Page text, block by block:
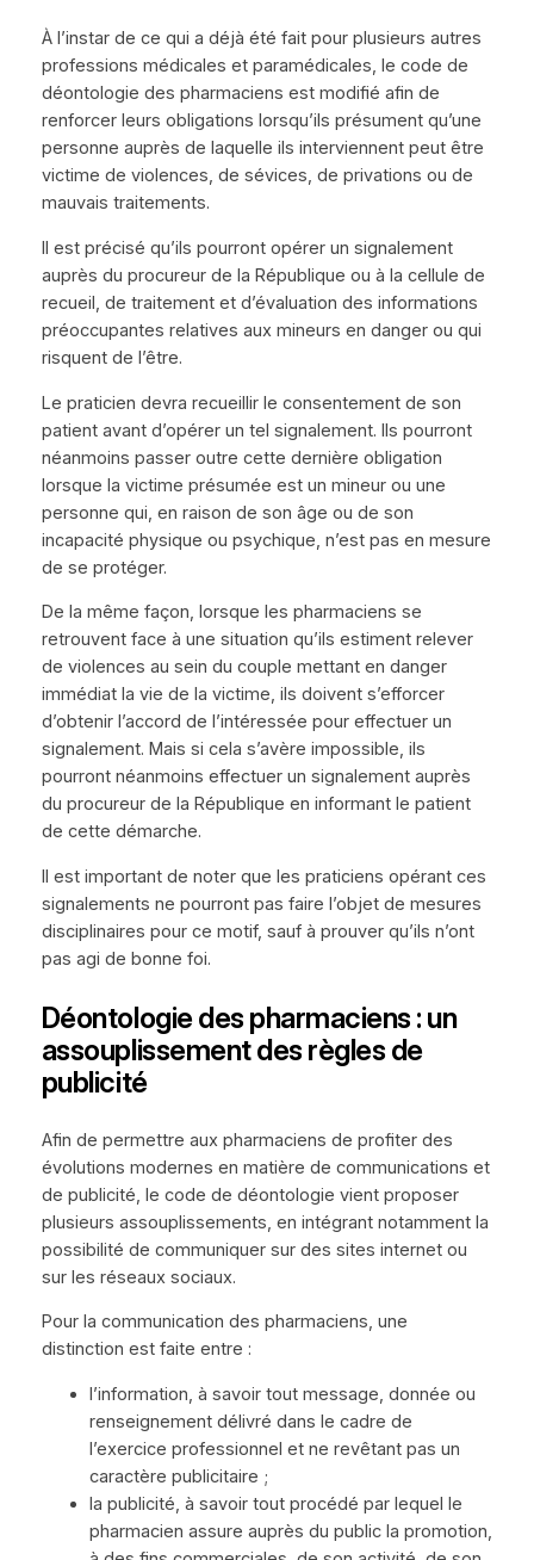
À l’instar de ce qui a déjà été fait pour plusieurs autres
professions médicales et paramédicales, le code de
déontologie des pharmaciens est modifié afin de
renforcer leurs obligations lorsqu’ils présument qu’une
personne auprès de laquelle ils interviennent peut être
victime de violences, de sévices, de privations ou de
mauvais traitements.
Il est précisé qu’ils pourront opérer un signalement
auprès du procureur de la République ou à la cellule de
recueil, de traitement et d’évaluation des informations
préoccupantes relatives aux mineurs en danger ou qui
risquent de l’être.
Le praticien devra recueillir le consentement de son
patient avant d’opérer un tel signalement. Ils pourront
néanmoins passer outre cette dernière obligation
lorsque la victime présumée est un mineur ou une
personne qui, en raison de son âge ou de son
incapacité physique ou psychique, n’est pas en mesure
de se protéger.
De la même façon, lorsque les pharmaciens se
retrouvent face à une situation qu’ils estiment relever
de violences au sein du couple mettant en danger
immédiat la vie de la victime, ils doivent s’efforcer
d’obtenir l’accord de l’intéressée pour effectuer un
signalement. Mais si cela s’avère impossible, ils
pourront néanmoins effectuer un signalement auprès
du procureur de la République en informant le patient
de cette démarche.
Il est important de noter que les praticiens opérant ces
signalements ne pourront pas faire l’objet de mesures
disciplinaires pour ce motif, sauf à prouver qu’ils n’ont
pas agi de bonne foi.
Déontologie des pharmaciens : un
assouplissement des règles de
publicité
Afin de permettre aux pharmaciens de profiter des
évolutions modernes en matière de communications et
de publicité, le code de déontologie vient proposer
plusieurs assouplissements, en intégrant notamment la
possibilité de communiquer sur des sites internet ou
sur les réseaux sociaux.
Pour la communication des pharmaciens, une
distinction est faite entre :
l’information, à savoir tout message, donnée ou
renseignement délivré dans le cadre de
l’exercice professionnel et ne revêtant pas un
caractère publicitaire ;
la publicité, à savoir tout procédé par lequel le
pharmacien assure auprès du public la promotion,